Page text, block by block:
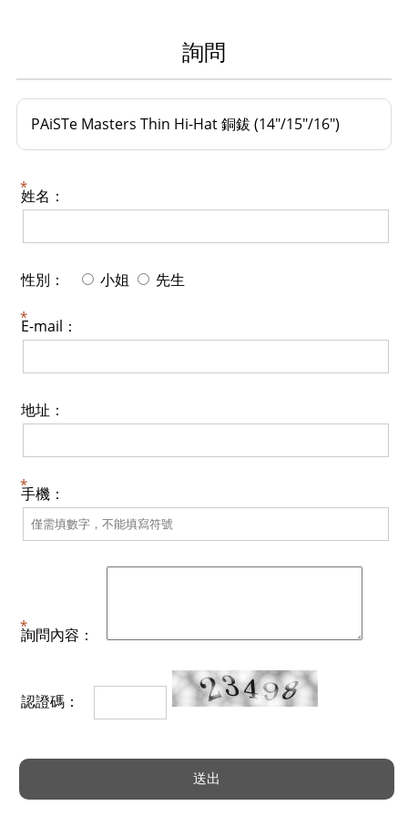
詢問
PAiSTe Masters Thin Hi-Hat 銅鈸 (14"/15"/16")
姓名：
性別： 小姐 先生
E-mail：
地址：
手機：
詢問內容：
認證碼：